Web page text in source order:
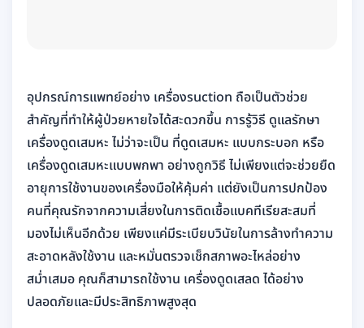
อุปกรณ์การแพทย์อย่าง เครื่องsuction ถือเป็นตัวช่วย
สำคัญที่ทำให้ผู้ป่วยหายใจได้สะดวกขึ้น การรู้วิธี ดูแลรักษา
เครื่องดูดเสมหะ ไม่ว่าจะเป็น ที่ดูดเสมหะ แบบกระบอก หรือ
เครื่องดูดเสมหะแบบพกพา อย่างถูกวิธี ไม่เพียงแต่จะช่วยยืด
อายุการใช้งานของเครื่องมือให้คุ้มค่า แต่ยังเป็นการปกป้อง
คนที่คุณรักจากความเสี่ยงในการติดเชื้อแบคทีเรียสะสมที่
มองไม่เห็นอีกด้วย เพียงแค่มีระเบียบวินัยในการล้างทำความ
สะอาดหลังใช้งาน และหมั่นตรวจเช็กสภาพอะไหล่อย่าง
สม่ำเสมอ คุณก็สามารถใช้งาน เครื่องดูดเสลด ได้อย่าง
ปลอดภัยและมีประสิทธิภาพสูงสุด